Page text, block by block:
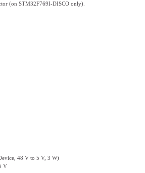
(on STM32F769I-DISCO only).
48 V to 5 V, 3 W)
V